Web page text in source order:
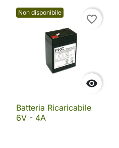
Non disponibile

favorite_border
Batteria Ricaricabile
6V - 4A